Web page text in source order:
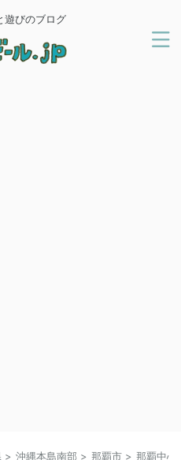
遊びのブログ
> 沖縄本島南部 > 那覇市 > 那覇中心